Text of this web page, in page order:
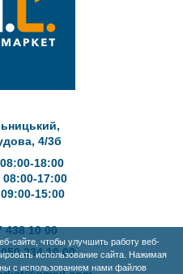
сайте, чтобы улучшить работу веб-
использование сайта. Нажимая
с использованием нами файлов
4/3б
18:00
17:00
15:00
438 10 00
050 234 10 00